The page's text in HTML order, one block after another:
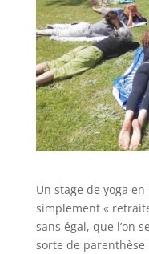
Un stage de yoga
simplement «
sans égal, que l’on
sorte de